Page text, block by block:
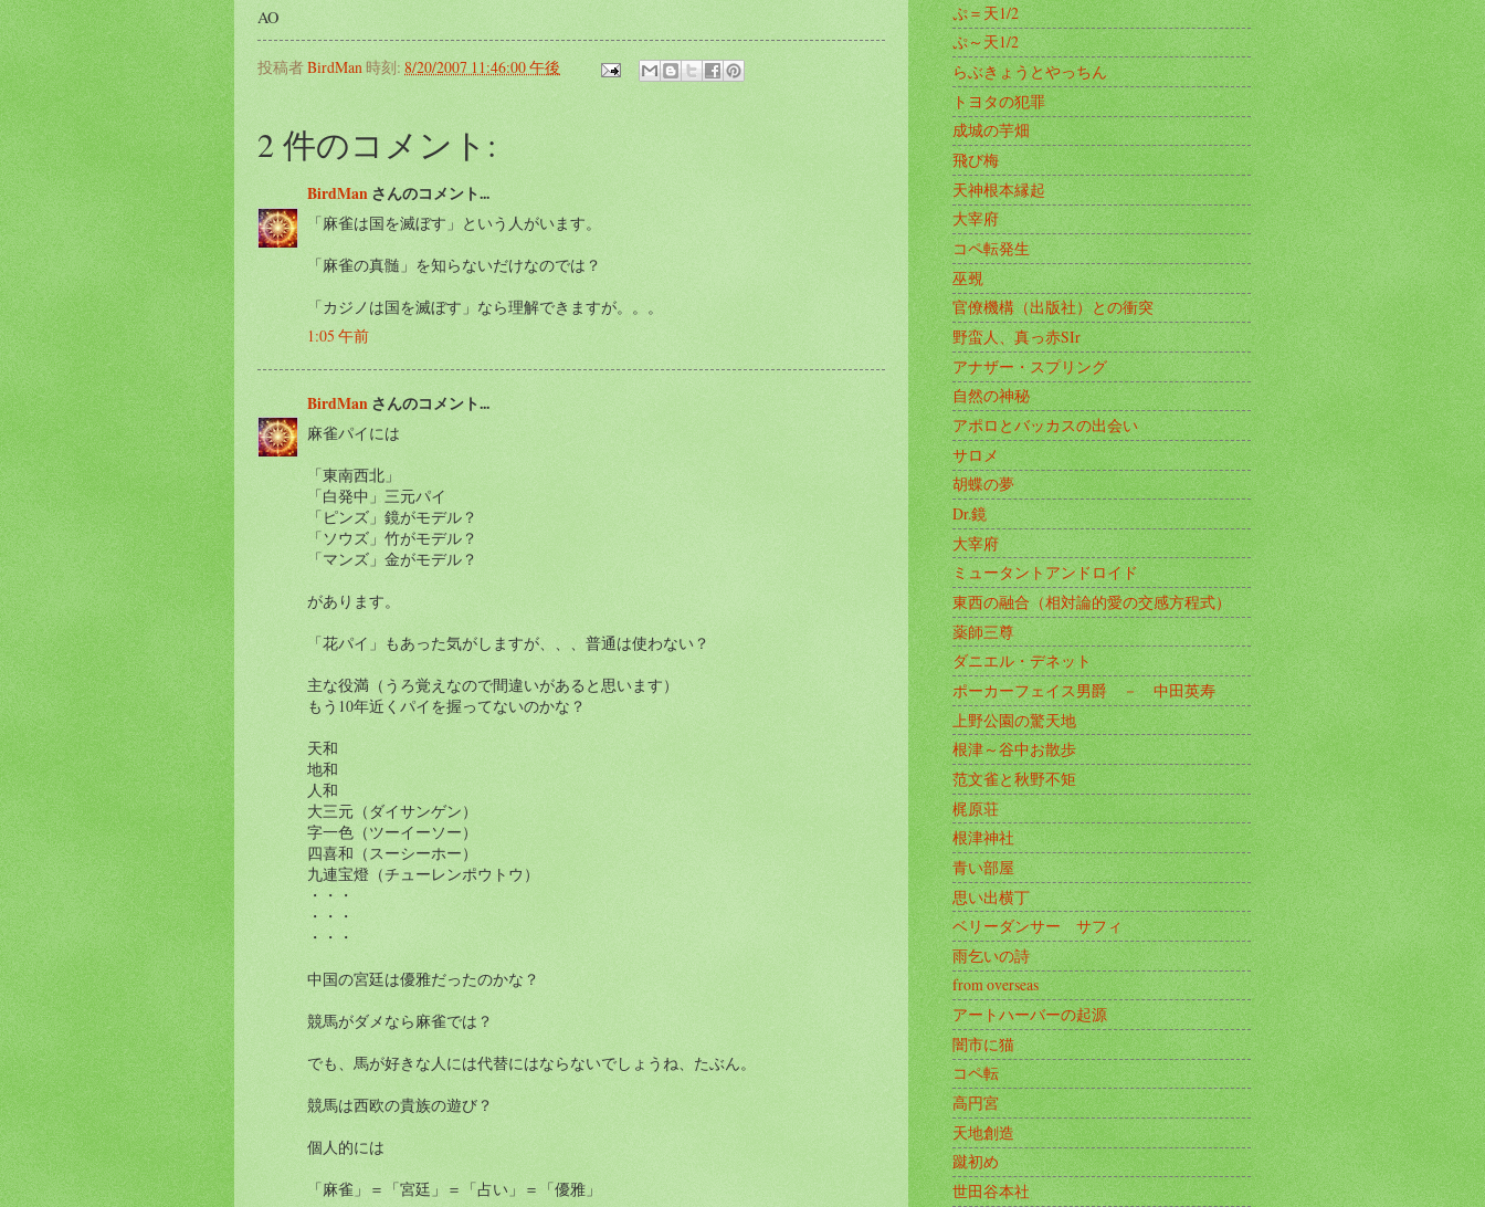
AO
投稿者BirdMan時刻: 8/20/2007 11:46:00 午後
2 件のコメント:
BirdMan さんのコメント...
「麻雀は国を滅ぼす」という人がいます。
「麻雀の真髄」を知らないだけなのでは？
「カジノは国を滅ぼす」なら理解できますが。。。
1:05 午前
BirdMan さんのコメント...
麻雀パイには
「東南西北」
「白発中」三元パイ
「ピンズ」鏡がモデル？
「ソウズ」竹がモデル？
「マンズ」金がモデル？
があります。
「花パイ」もあった気がしますが、、、普通は使わない？
主な役満（うろ覚えなので間違いがあると思います）
もう10年近くパイを握ってないのかな？
天和
地和
人和
大三元（ダイサンゲン）
字一色（ツーイーソー）
四喜和（スーシーホー）
九連宝燈（チューレンポウトウ）
・・・
・・・
・・・
中国の宮廷は優雅だったのかな？
競馬がダメなら麻雀では？
でも、馬が好きな人には代替にはならないでしょうね、たぶん。
競馬は西欧の貴族の遊び？
個人的には
「麻雀」＝「宮廷」＝「占い」＝「優雅」
ぷ＝天1/2
ぷ～天1/2
らぶきょうとやっちん
トヨタの犯罪
成城の芋畑
飛び梅
天神根本縁起
大宰府
コペ転発生
巫覡
官僚機構（出版社）との衝突
野蛮人、真っ赤SIr
アナザー・スプリング
自然の神秘
アポロとバッカスの出会い
サロメ
胡蝶の夢
Dr.鏡
大宰府
ミュータントアンドロイド
東西の融合（相対論的愛の交感方程式）
薬師三尊
ダニエル・デネット
ポーカーフェイス男爵 － 中田英寿
上野公園の驚天地
根津～谷中お散歩
范文雀と秋野不矩
梶原荘
根津神社
青い部屋
思い出横丁
ベリーダンサー サフィ
雨乞いの詩
from overseas
アートハーバーの起源
闇市に猫
コペ転
高円宮
天地創造
蹴初め
世田谷本社